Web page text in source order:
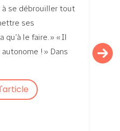
à se débrouiller tout
ses
qu’à le faire. » « Il
! » Dans